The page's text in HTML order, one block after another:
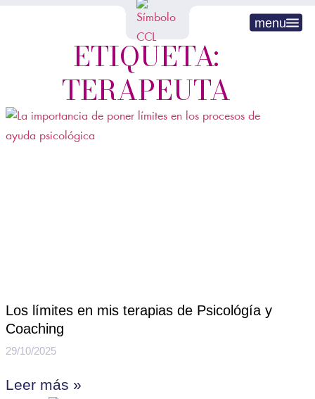
menu
ETIQUETA:
TERAPEUTA
Los límites en mis terapias de Psicológía y
Coaching
29/10/2025
Leer más »